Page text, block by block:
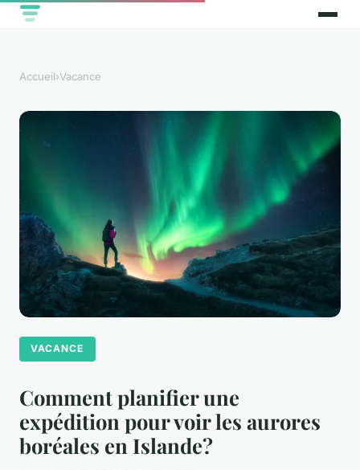
Accueil›Vacance
VACANCE
Comment planifier une
expédition pour voir les aurores
boréales en Islande?